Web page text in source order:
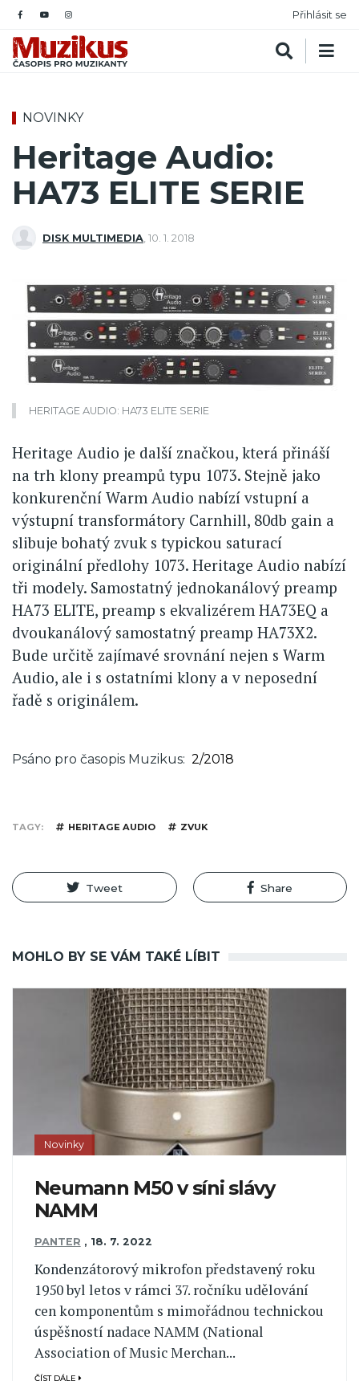
Přihlásit se
NOVINKY
Heritage Audio:
HA73 ELITE SERIE
DISK MULTIMEDIA 10. 1. 2018
HERITAGE AUDIO: HA73 ELITE SERIE
Heritage Audio je další značkou, která přináší
na trh klony preampů typu 1073. Stejně jako
konkurenční Warm Audio nabízí vstupní a
výstupní transformátory Carnhill, 80db gain a
slibuje bohatý zvuk s typickou saturací
originální předlohy 1073. Heritage Audio nabízí
tři modely. Samostatný jednokanálový preamp
HA73 ELITE, preamp s ekvalizérem HA73EQ a
dvoukanálový samostatný preamp HA73X2.
Bude určitě zajímavé srovnání nejen s Warm
Audio, ale i s ostatními klony a v neposední
řadě s originálem.
Psáno pro časopis Muzikus 2/2018
TAGY HERITAGE AUDIO ZVUK
Tweet Share
MOHLO BY SE VÁM TAKÉ LÍBIT
Novinky
Neumann M50 v síni slávy
NAMM
PANTER , 18. 7. 2022
Kondenzátorový mikrofon představený roku
1950 byl letos v rámci 37. ročníku udělování
cen komponentům s mimořádnou technickou
úspěšností nadace NAMM (National
Association of Music Merchan...
ČÍST DÁLE